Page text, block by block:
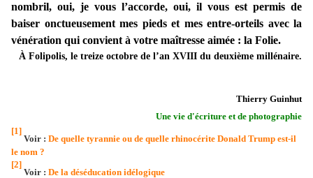
nombril, oui, je vous l’accorde, oui, il vous est permis de
baiser onctueusement mes pieds et mes entre-orteils avec la
vénération qui convient à votre maîtresse aimée : la Folie.
À Folipolis, le treize octobre de l’an XVIII du deuxième millénaire.
Thierry Guinhut
Une vie d'écriture et de photographie
[1]
Voir : De quelle tyrannie ou de quelle rhinocérite Donald Trump est-il
le nom ?
[2]
Voir : De la déséducation idélogique